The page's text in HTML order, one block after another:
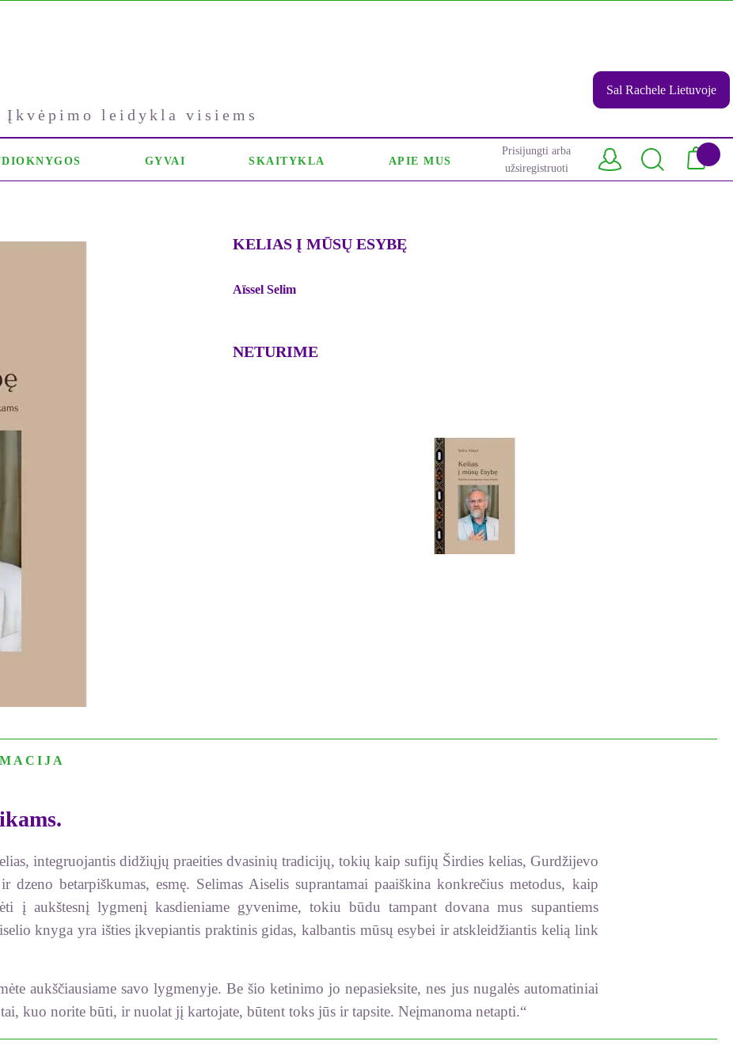
Įkvėpimo leidykla visiems
Sal Rachele Lietuvoje
GYVAI SKAITYKLA APIE MUS
Prisijungti arba
užsiregistruoti
KELIAS Į MŪSŲ ESYBĘ
Aïssel Selim
NETURIME
integruojantis didžiųjų praeities dvasinių tradicijų, tokių kaip sufijų Širdies kelias, Gurdžijevo
betarpiškumas, esmę. Selimas Aiselis suprantamai paaiškina konkrečius metodus, kaip
į aukštesnį lygmenį kasdieniame gyvenime, tokiu būdu tampant dovana mus supantiems
knyga yra išties įkvepiantis praktinis gidas, kalbantis mūsų esybei ir atskleidžiantis kelią link
aukščiausiame savo lygmenyje. Be šio ketinimo jo nepasieksite, nes jus nugalės automatiniai
kuo norite būti, ir nuolat jį kartojate, būtent toks jūs ir tapsite. Neįmanoma netapti.“